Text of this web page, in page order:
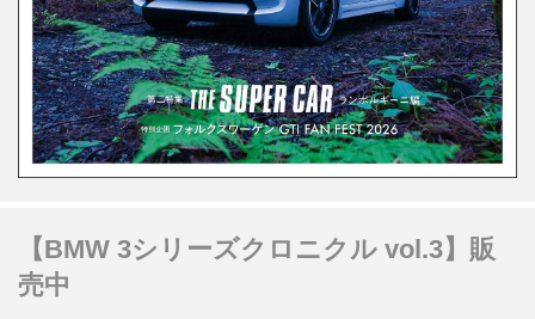
【BMW 3シリーズクロニクル vol.3】販
売中